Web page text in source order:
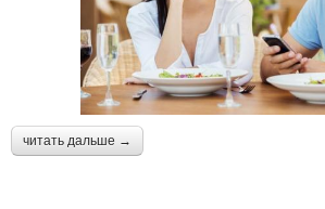
читать дальше →